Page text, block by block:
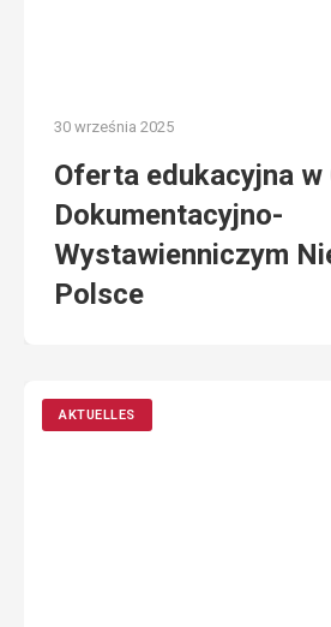
30 września 2025
Oferta edukacyjna w
Dokumentacyjno-
Wystawienniczym
Polsce
AKTUELLES